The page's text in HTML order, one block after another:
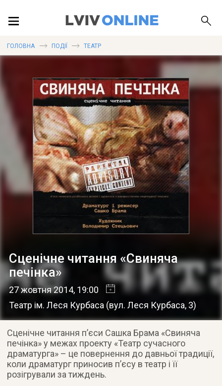
ПУБЛІКАЦІЇ
ДОВІДКА
ГОЛОВНА ПОДІЇ ТЕАТР
Сценічне читання «Свиняча
печінка»
27 жовтня 2014, 19:00
Театр ім. Леся Курбаса (вул. Леся Курбаса, 3)
Сценічне читання п’єси Сашка Брама «Свиняча
печінка» у межах проекту «Театр сучасного
драматурга» – це повернення до давньої традиції,
коли драматург приносив п’єсу в театр і її
розігрували за тиждень.